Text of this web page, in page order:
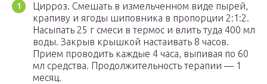
Цирроз. Смешать в измельченном виде пырей,
крапиву и ягоды шиповника в пропорции 2:1:2.
Насыпать 25 г смеси в термос и влить туда 400 мл
воды. Закрыв крышкой настаивать 8 часов.
Прием проводить каждые 4 часа, выпивая по 60
мл средства. Продолжительность терапии — 1
месяц.